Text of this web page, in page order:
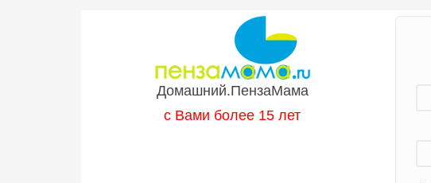
Домашний.ПензаМама
с Вами более 15 лет